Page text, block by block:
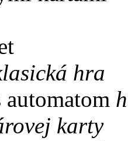
hra
automatom
karty